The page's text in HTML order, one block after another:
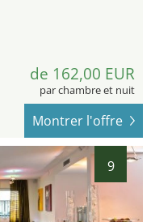
de 162,00 EUR
par chambre et nuit
Montrer l'offre
9